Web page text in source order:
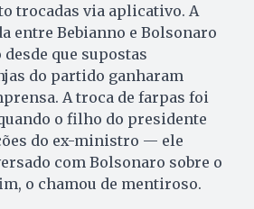
trocadas via aplicativo. A
entre Bebianno e Bolsonaro
que supostas
do partido ganharam
A troca de farpas foi
o filho do presidente
do ex-ministro — ele
com Bolsonaro sobre o
o chamou de mentiroso.